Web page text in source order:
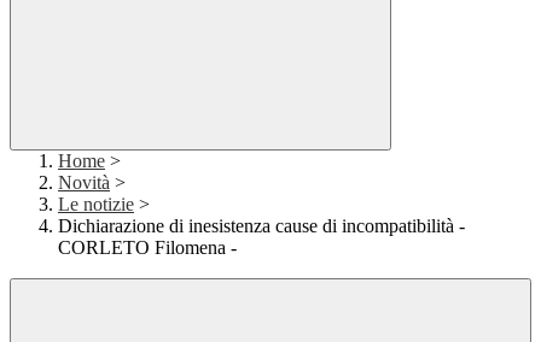
Home >
Novità >
Le notizie >
Dichiarazione di inesistenza cause di incompatibilità -
CORLETO Filomena -